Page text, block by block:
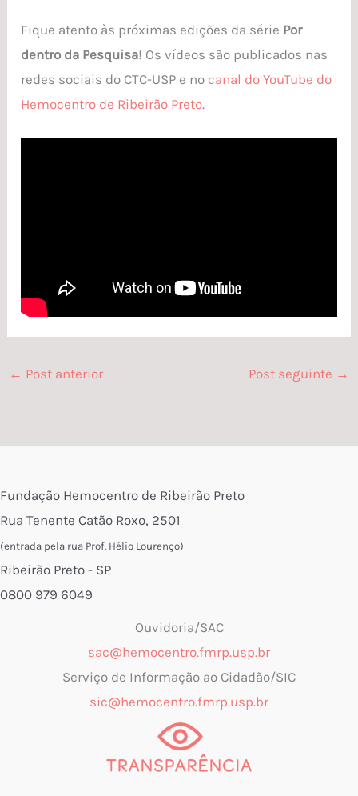
Fique atento às próximas edições da série Por
dentro da Pesquisa! Os vídeos são publicados nas
redes sociais do CTC-USP e no canal do YouTube do
Hemocentro de Ribeirão Preto.
← Post anterior Post seguinte →
Fundação Hemocentro de Ribeirão Preto
Rua Tenente Catão Roxo, 2501
(entrada pela rua Prof. Hélio Lourenço)
Ribeirão Preto - SP
0800 979 6049
Ouvidoria/SAC
sac@hemocentro.fmrp.usp.br
Serviço de Informação ao Cidadão/SIC
sic@hemocentro.fmrp.usp.br